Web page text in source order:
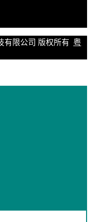
有限公司 版权所有 粤